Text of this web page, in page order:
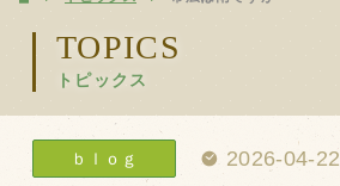
TOPICS
トピックス
ｂｌｏｇ 2026-04-22
採用情報
企業ご案内
会社概要・沿革